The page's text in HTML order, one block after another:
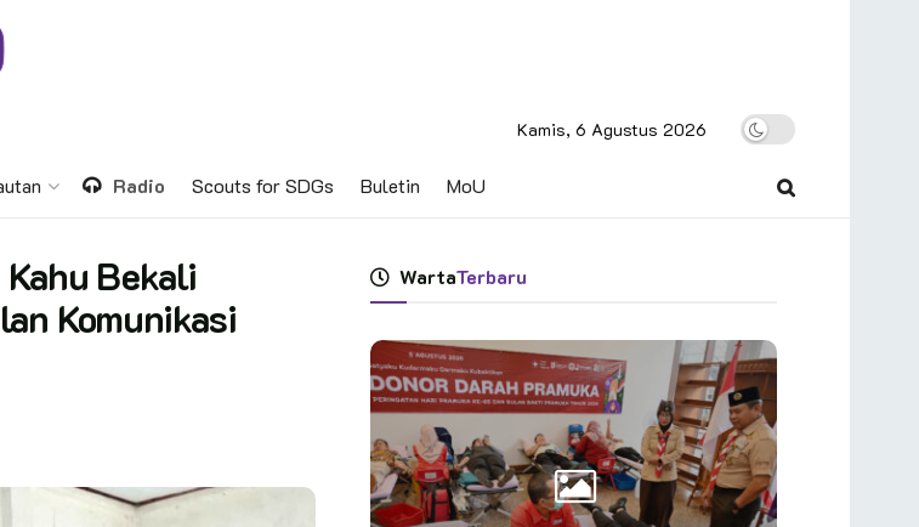
Kamis, 6 Agustus 2026
Radio Scouts for SDGs Buletin MoU
Bekali
Komunikasi
WartaTerbaru